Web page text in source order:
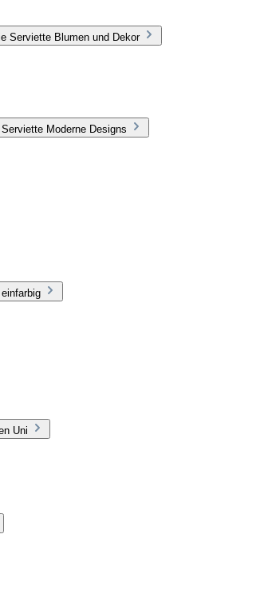
Serviette Blumen und Dekor
Moderne Designs
Uni